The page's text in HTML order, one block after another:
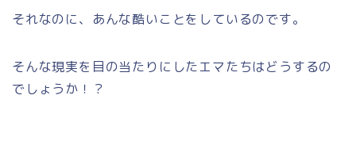
それなのに、あんな酷いことをしているのです。
そんな現実を目の当たりにしたエマたちはどうするの
でしょうか！？